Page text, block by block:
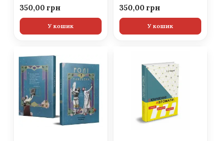
350,00
У кошик
350,00
У кошик